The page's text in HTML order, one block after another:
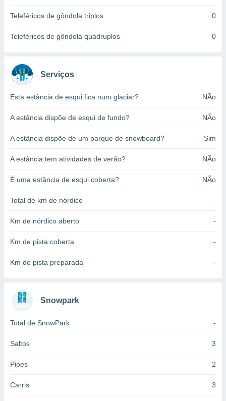
tal,
na
de
ou aceder
utilizar
medir
medir o
de
Teleféricos de gôndola triplos 0
Teleféricos de gôndola quádruplos 0
Serviços
Esta estância de esqui fica num glaciar? NÃo
A estância dispõe de esqui de fundo? NÃo
A estância dispõe de um parque de snowboard? Sim
A estância tem atividades de verão? NÃo
É uma estância de esqui coberta? NÃo
Total de km de nórdico -
Km de nórdico aberto -
Km de pista coberta -
Km de pista preparada -
Snowpark
Total de SnowPark -
Saltos 3
Pipes 2
Carris 3